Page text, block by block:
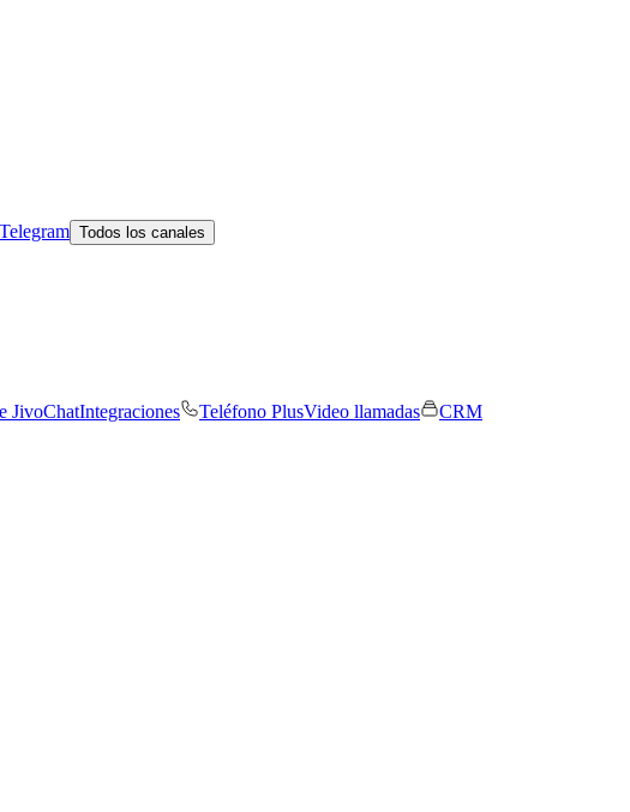
Telegram Todos los canales
JivoChatIntegraciones Teléfono PlusVideo llamadas
CRM